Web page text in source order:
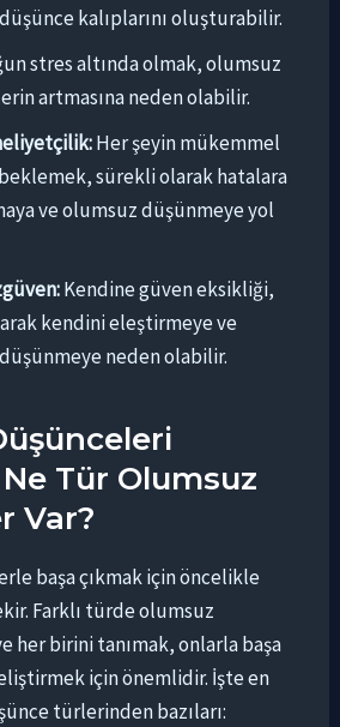
kalıplarını oluşturabilir.
stres altında olmak, olumsuz
artmasına neden olabilir.
Her şeyin mükemmel
beklemek, sürekli olarak hatalara
ve olumsuz düşünmeye yol
Kendine güven eksikliği,
kendini eleştirmeye ve
neden olabilir.
Ne Tür Olumsuz
Var?
başa çıkmak için öncelikle
Farklı türde olumsuz
her birini tanımak, onlarla başa
için önemlidir. İşte en
türlerinden bazıları: